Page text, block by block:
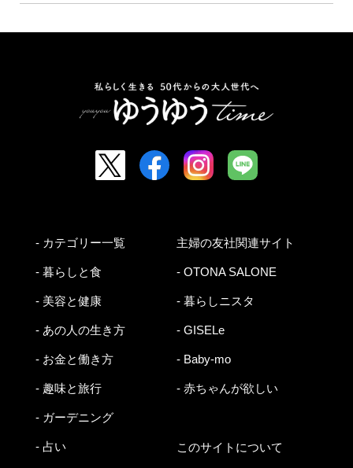
- カテゴリー一覧
- 暮らしと食
- 美容と健康
- あの人の生き方
- お金と働き方
- 趣味と旅行
- ガーデニング
- 占い
主婦の友社関連サイト
- OTONA SALONE
- 暮らしニスタ
- GISELe
- Baby-mo
- 赤ちゃんが欲しい
このサイトについて